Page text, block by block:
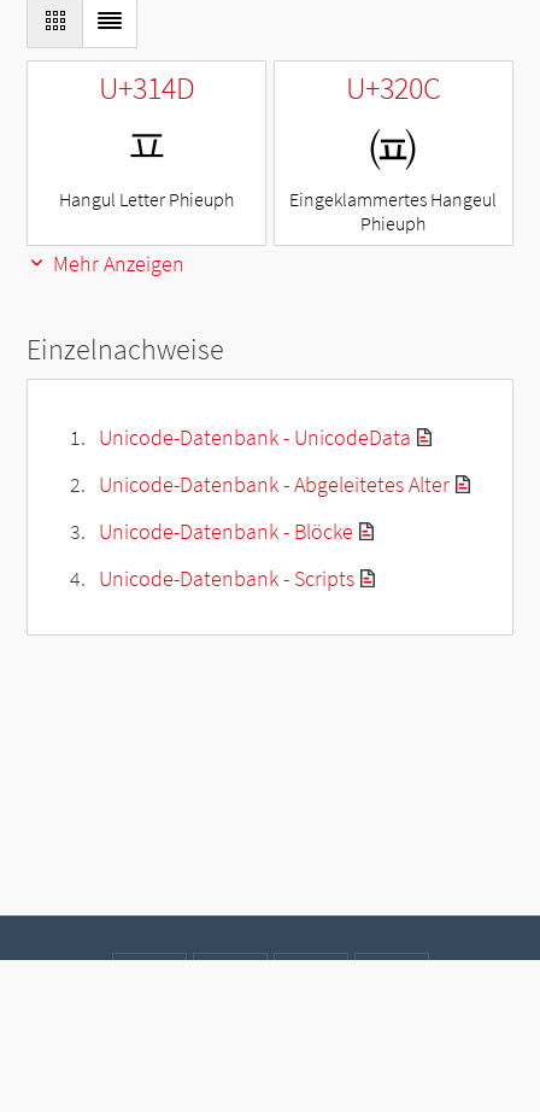
U+314D
ㅍ
Hangul Letter Phieuph
U+320C
㈌
Eingeklammertes Hangeul
Phieuph
Mehr Anzeigen
Einzelnachweise
Unicode-Datenbank - UnicodeData
Unicode-Datenbank - Abgeleitetes Alter
Unicode-Datenbank - Blöcke
Unicode-Datenbank - Scripts